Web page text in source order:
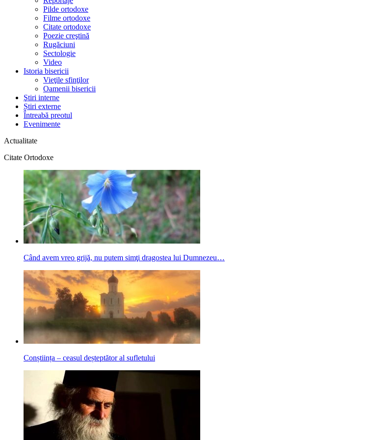
Pilde ortodoxe
Filme ortodoxe
Citate ortodoxe
Poezie creştină
Rugăciuni
Sectologie
Video
Istoria bisericii
Vieţile sfinţilor
Oamenii bisericii
Ştiri interne
Știri externe
Întreabă preotul
Evenimente
Actualitate
Citate Ortodoxe
Când avem vreo grijă, nu putem simţi dragostea lui Dumnezeu…
Conștiința – ceasul deșteptător al sufletului